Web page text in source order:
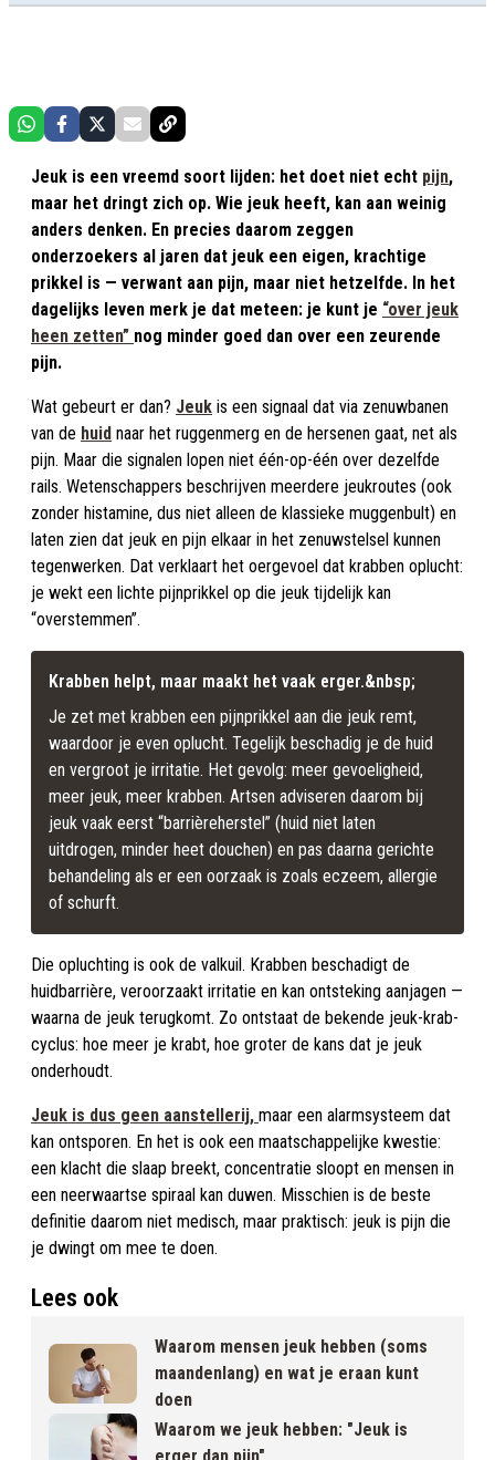
Jeuk is een vreemd soort lijden: het doet niet echt pijn,
maar het dringt zich op. Wie jeuk heeft, kan aan weinig
anders denken. En precies daarom zeggen
onderzoekers al jaren dat jeuk een eigen, krachtige
prikkel is — verwant aan pijn, maar niet hetzelfde. In het
dagelijks leven merk je dat meteen: je kunt je “over jeuk
heen zetten” nog minder goed dan over een zeurende
pijn.
Wat gebeurt er dan? Jeuk is een signaal dat via zenuwbanen
van de huid naar het ruggenmerg en de hersenen gaat, net als
pijn. Maar die signalen lopen niet één-op-één over dezelfde
rails. Wetenschappers beschrijven meerdere jeukroutes (ook
zonder histamine, dus niet alleen de klassieke muggenbult) en
laten zien dat jeuk en pijn elkaar in het zenuwstelsel kunnen
tegenwerken. Dat verklaart het oergevoel dat krabben oplucht:
je wekt een lichte pijnprikkel op die jeuk tijdelijk kan
“overstemmen”.
Krabben helpt, maar maakt het vaak erger.&nbsp;
Je zet met krabben een pijnprikkel aan die jeuk remt,
waardoor je even oplucht. Tegelijk beschadig je de huid
en vergroot je irritatie. Het gevolg: meer gevoeligheid,
meer jeuk, meer krabben. Artsen adviseren daarom bij
jeuk vaak eerst “barrièreherstel” (huid niet laten
uitdrogen, minder heet douchen) en pas daarna gerichte
behandeling als er een oorzaak is zoals eczeem, allergie
of schurft.
Die opluchting is ook de valkuil. Krabben beschadigt de
huidbarrière, veroorzaakt irritatie en kan ontsteking aanjagen —
waarna de jeuk terugkomt. Zo ontstaat de bekende jeuk-krab-
cyclus: hoe meer je krabt, hoe groter de kans dat je jeuk
onderhoudt.
Jeuk is dus geen aanstellerij, maar een alarmsysteem dat
kan ontsporen. En het is ook een maatschappelijke kwestie:
een klacht die slaap breekt, concentratie sloopt en mensen in
een neerwaartse spiraal kan duwen. Misschien is de beste
definitie daarom niet medisch, maar praktisch: jeuk is pijn die
je dwingt om mee te doen.
Lees ook
Waarom mensen jeuk hebben (soms
maandenlang) en wat je eraan kunt
doen
Waarom we jeuk hebben: "Jeuk is
erger dan pijn"